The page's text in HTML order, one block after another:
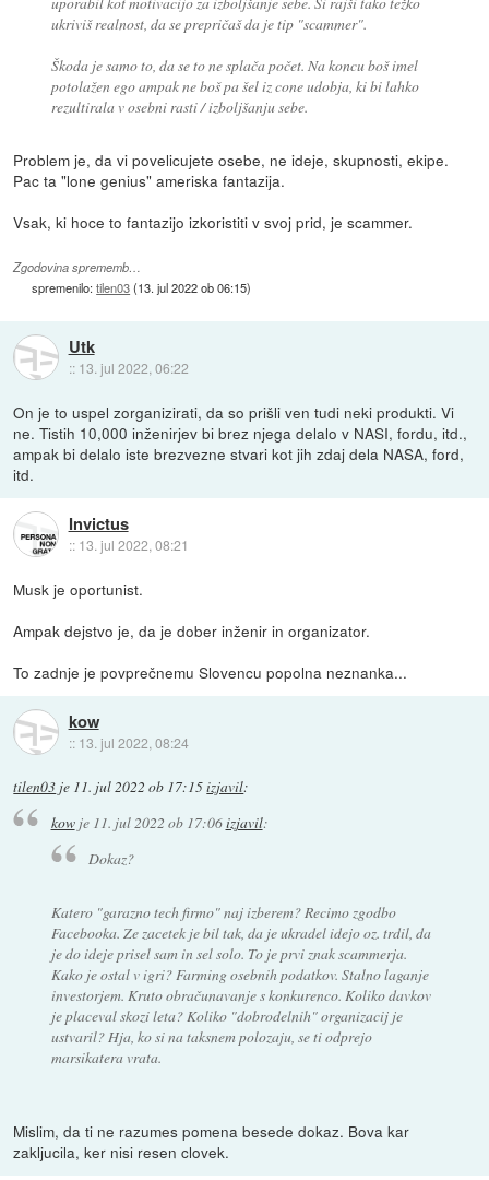
ukriviš realnost, da se prepričaš da je tip "scammer".
Škoda je samo to, da se to ne splača počet. Na koncu boš imel
potolažen ego ampak ne boš pa šel iz cone udobja, ki bi lahko
rezultirala v osebni rasti / izboljšanju sebe.
Problem je, da vi povelicujete osebe, ne ideje, skupnosti, ekipe.
Pac ta "lone genius" ameriska fantazija.
Vsak, ki hoce to fantazijo izkoristiti v svoj prid, je scammer.
Zgodovina sprememb…
spremenilo:tilen03(13. jul 2022 ob 06:15)
Utk
:: 13. jul 2022, 06:22
On je to uspel zorganizirati, da so prišli ven tudi neki produkti. Vi
ne. Tistih 10,000 inženirjev bi brez njega delalo v NASI, fordu, itd.,
ampak bi delalo iste brezvezne stvari kot jih zdaj dela NASA, ford,
itd.
Invictus
:: 13. jul 2022, 08:21
Musk je oportunist.
Ampak dejstvo je, da je dober inženir in organizator.
To zadnje je povprečnemu Slovencu popolna neznanka...
kow
:: 13. jul 2022, 08:24
tilen03 je 11. jul 2022 ob 17:15izjavil:
kowje 11. jul 2022 ob 17:06izjavil:
Dokaz?
Katero "garazno tech firmo" naj izberem? Recimo zgodbo
Facebooka. Ze zacetek je bil tak, da je ukradel idejo oz. trdil, da
je do ideje prisel sam in sel solo. To je prvi znak scammerja.
Kako je ostal v igri? Farming osebnih podatkov. Stalno laganje
investorjem. Kruto obračunavanje s konkurenco. Koliko davkov
je placeval skozi leta? Koliko "dobrodelnih" organizacij je
ustvaril? Hja, ko si na taksnem polozaju, se ti odprejo
marsikatera vrata.
Mislim, da ti ne razumes pomena besede dokaz. Bova kar
zakljucila, ker nisi resen clovek.